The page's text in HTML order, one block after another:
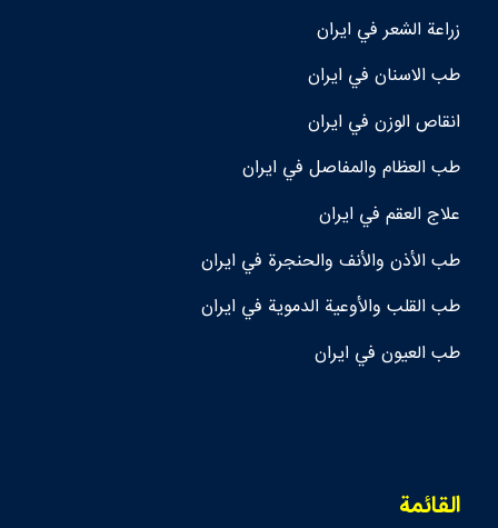
زراعة الشعر في ايران
طب الاسنان في ايران
انقاص الوزن في ايران
طب العظام والمفاصل في ايران
علاج العقم في ايران
طب الأذن والأنف والحنجرة في ايران
طب القلب والأوعية الدموية في ايران
طب العيون في ايران
القائمة